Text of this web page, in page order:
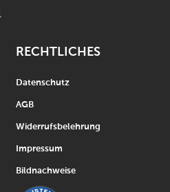
RECHTLICHES
Datenschutz
AGB
Widerrufsbelehrung
Impressum
Bildnachweise